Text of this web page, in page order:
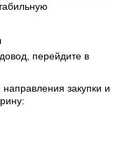
перейдите в
закупки и